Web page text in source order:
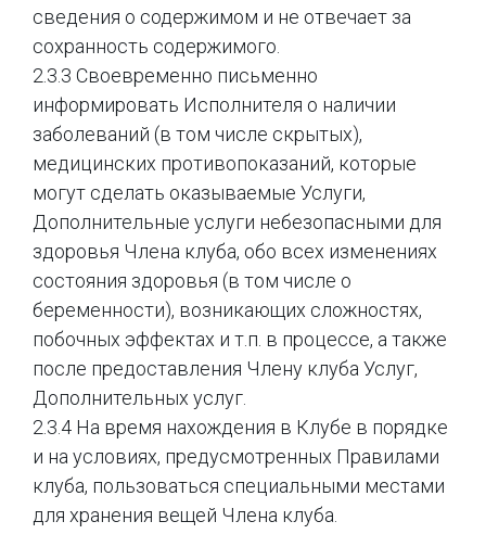
сведения о содержимом и не отвечает за
сохранность содержимого.
2.3.3 Своевременно письменно
информировать Исполнителя о наличии
заболеваний (в том числе скрытых),
медицинских противопоказаний, которые
могут сделать оказываемые Услуги,
Дополнительные услуги небезопасными для
здоровья Члена клуба, обо всех изменениях
состояния здоровья (в том числе о
беременности), возникающих сложностях,
побочных эффектах и т.п. в процессе, а также
после предоставления Члену клуба Услуг,
Дополнительных услуг.
2.3.4 На время нахождения в Клубе в порядке
и на условиях, предусмотренных Правилами
клуба, пользоваться специальными местами
для хранения вещей Члена клуба.